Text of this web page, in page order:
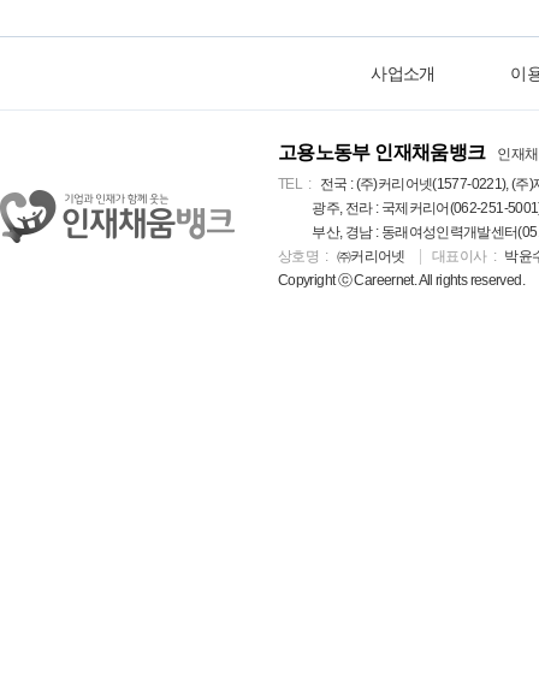
사업소개 이
고용노동부 인재채움뱅크
인재
TEL
전국 : (주)커리어넷(1577-0221), (
광주, 전라 : 국제커리어(062-251-
부산, 경남 : 동래여성인력개발센터
상호명
㈜커리어넷 대표이사
박윤
Copyright ⓒ Careernet. All rights reserved.